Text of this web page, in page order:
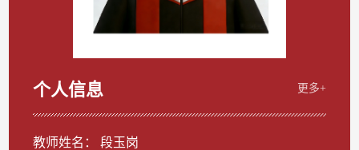
个人信息 更多+
教师姓名： 段玉岗